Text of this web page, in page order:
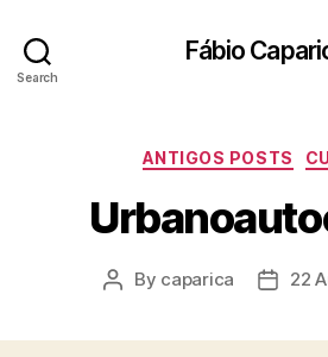
Search
Fábio
ANTIGOS POSTS
Post
By caparica
Post22